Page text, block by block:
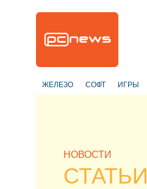
ЖЕЛЕЗО СОФТ ИГРЫ
НОВОСТИ
СТАТЬИ